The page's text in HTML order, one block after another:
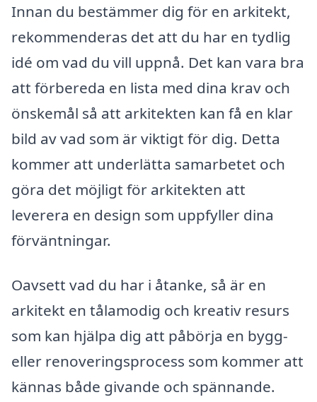
Innan du bestämmer dig för en arkitekt,
rekommenderas det att du har en tydlig
idé om vad du vill uppnå. Det kan vara bra
att förbereda en lista med dina krav och
önskemål så att arkitekten kan få en klar
bild av vad som är viktigt för dig. Detta
kommer att underlätta samarbetet och
göra det möjligt för arkitekten att
leverera en design som uppfyller dina
förväntningar.
Oavsett vad du har i åtanke, så är en
arkitekt en tålamodig och kreativ resurs
som kan hjälpa dig att påbörja en bygg-
eller renoveringsprocess som kommer att
kännas både givande och spännande.